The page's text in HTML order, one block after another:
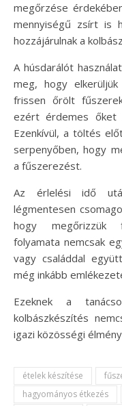
megőrzése
mennyiségű zsírt is
hozzájárulnak a
A húsdarálót
meg, hogy
frissen őrölt
ezért érdemes őket
Ezenkívül, a töltés
serpenyőben, hogy
a fűszerezést.
Az érlelési idő
légmentesen
hogy megőrizzük
folyamata nemcsak
vagy családdal
még inkább
Ezeknek a
kolbászkészítés
igazi közösségi
ételek készítése
hagyományos étkezés